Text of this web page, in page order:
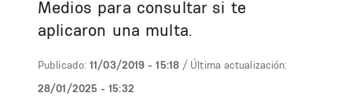
Medios para consultar si te
aplicaron una multa.
Publicado: 11/03/2019 - 15:18 / Última actualización:
28/01/2025 - 15:32